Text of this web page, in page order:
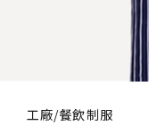
工廠/餐飲制服